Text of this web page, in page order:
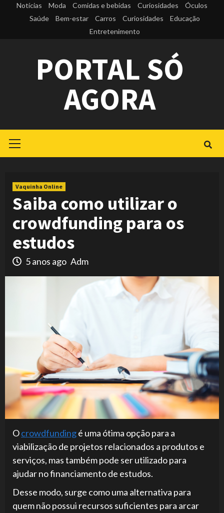
Notícias Moda Comidas e bebidas Curiosidades
Óculos
Saúde
Bem-estar Carros Curiosidades
Educação
Entretenimento
PORTAL SÓ
AGORA
Menu
Vaquinha Online
Saiba como utilizar o
crowdfunding para os
estudos
5 anos ago Adm
Ocrowdfundingé uma ótima opção para a
viabilização de projetos relacionados a produtos e
serviços, mas também pode ser utilizado para
ajudar no financiamento de estudos.
Desse modo, surge como uma alternativa para
quem não possui recursos suficientes para arcar